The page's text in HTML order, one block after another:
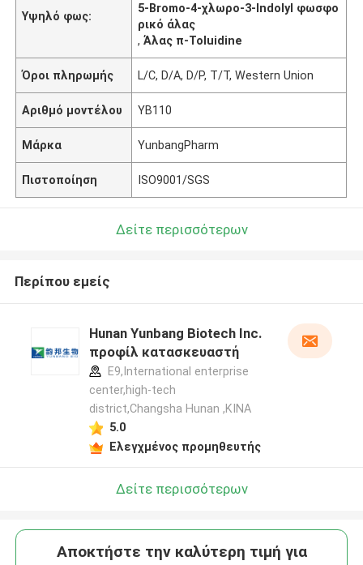
Υψηλό φως:
5-Bromo-4-χλωρο-3-Indolyl φωσφο
ρικό άλας
,Άλας π-Toluidine
Όροι πληρωμής L/C, D/A, D/P, T/T, Western Union
Αριθμό μοντέλου YB110
Μάρκα YunbangPharm
Πιστοποίηση ISO9001/SGS
Δείτε περισσότερων
Περίπου εμείς
Hunan Yunbang Biotech Inc.
προφίλ κατασκευαστή
E9,International enterprise
center,high-tech
district,Changsha Hunan ,ΚΙΝΑ
5.0
Ελεγχμένος προμηθευτής
Δείτε περισσότερων
Αποκτήστε την καλύτερη τιμή για